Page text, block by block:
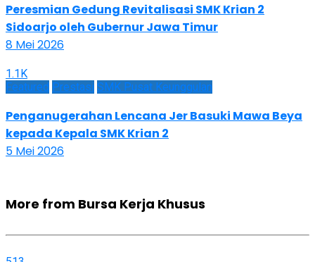
Peresmian Gedung Revitalisasi SMK Krian 2
Sidoarjo oleh Gubernur Jawa Timur
8 Mei 2026
1.1K
Featured Prestasi SMK Pusat Keunggulan
Penganugerahan Lencana Jer Basuki Mawa Beya
kepada Kepala SMK Krian 2
5 Mei 2026
More from Bursa Kerja Khusus